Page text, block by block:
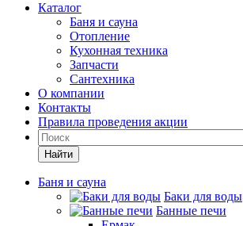
Каталог
Баня и сауна
Отопление
Кухонная техника
Запчасти
Сантехника
О компании
Контакты
Правила проведения акции
Найти
Баня и сауна
Баки для воды
Банные печи